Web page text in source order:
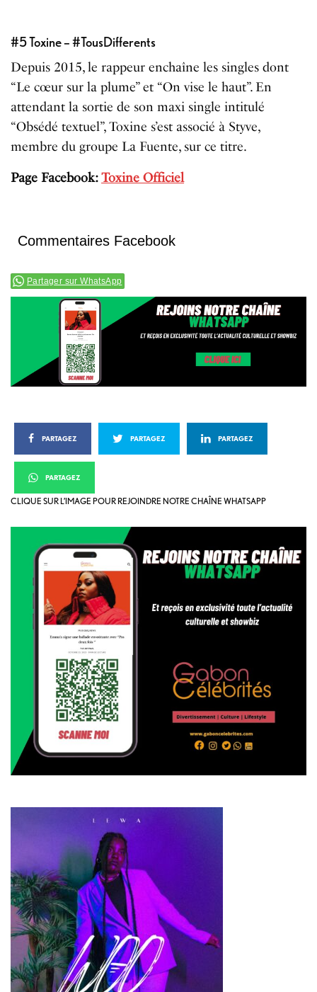
#5 Toxine – #TousDifferents
Depuis 2015, le rappeur enchaîne les singles dont
“Le cœur sur la plume” et “On vise le haut”. En
attendant la sortie de son maxi single intitulé
“Obsédé textuel”, Toxine s’est associé à Styve,
membre du groupe La Fuente, sur ce titre.
Page Facebook:Toxine Officiel
Commentaires Facebook
Partager sur WhatsApp
PARTAGEZ PARTAGEZ PARTAGEZ
PARTAGEZ
CLIQUE SUR L’IMAGE POUR REJOINDRE NOTRE CHAÎNE WHATSAPP